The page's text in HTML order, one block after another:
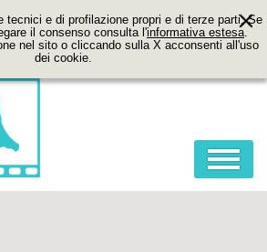
tecnici e di profilazione propri e di terze parti. Se
il consenso consulta l'informativa estesa.
nel sito o cliccando sulla X acconsenti all'uso
dei cookie.